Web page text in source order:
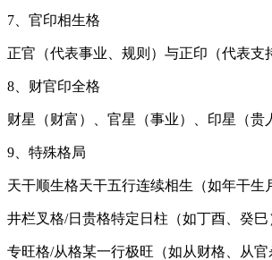
7、官印相生格
正官（代表事业、规则）与正印（代表支
8、财官印全格
财星（财富）、官星（事业）、印星（贵
9、特殊格局
天干顺生格天干五行连续相生（如年干生
井栏叉格/日贵格特定日柱（如丁酉、癸
专旺格/从格某一行极旺（如从财格、从